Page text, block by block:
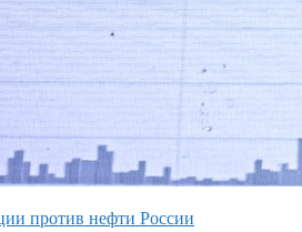
против нефти России